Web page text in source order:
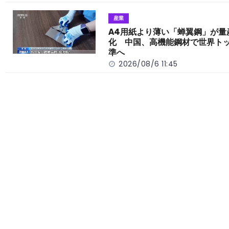
産業
A4用紙より薄い「蝉翼鋼」が量
化 中国、高機能鋼材で世界ト
準へ
2026/08/6 11:45